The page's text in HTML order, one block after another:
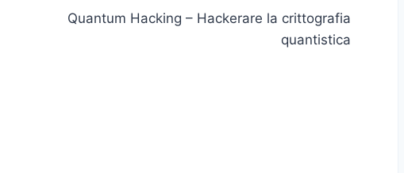
Quantum Hacking – Hackerare la crittografia
quantistica